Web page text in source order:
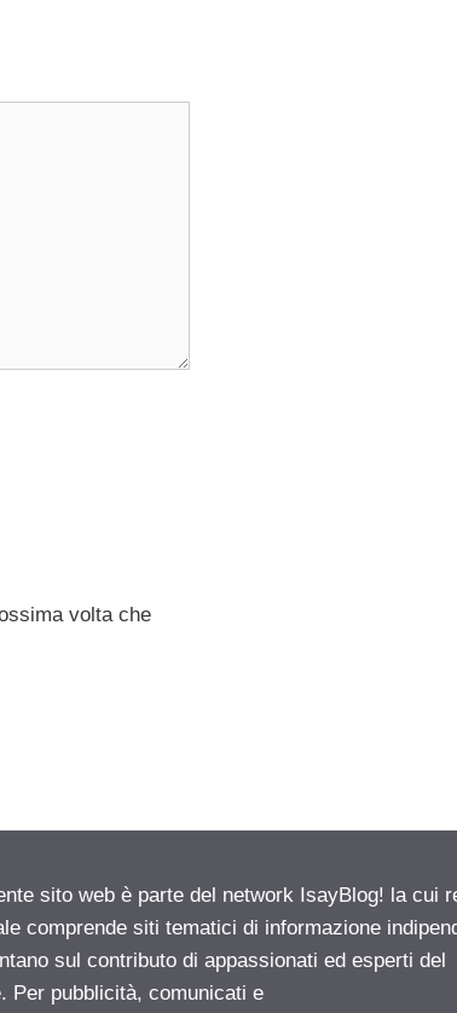
volta che
sito web è parte del network IsayBlog! la cui
comprende siti tematici di informazione
sul contributo di appassionati ed esperti del
Per pubblicità, comunicati e